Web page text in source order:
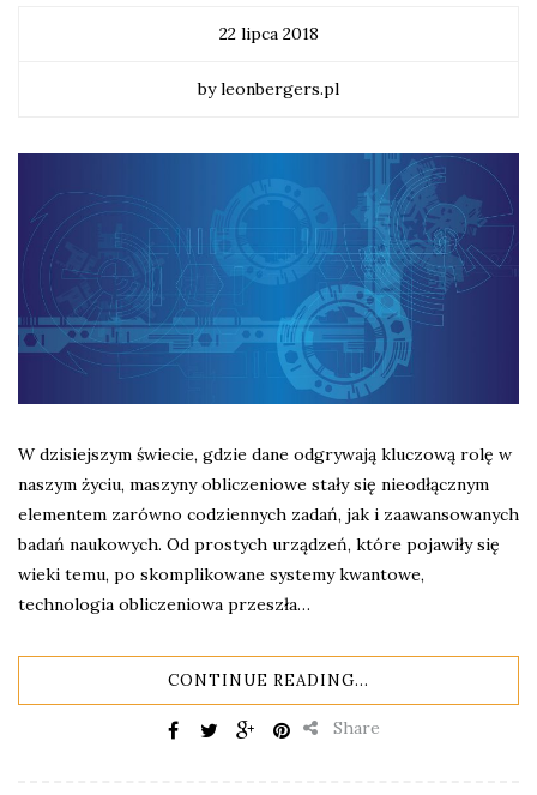
22 lipca 2018
by leonbergers.pl
W dzisiejszym świecie, gdzie dane odgrywają kluczową rolę w
naszym życiu, maszyny obliczeniowe stały się nieodłącznym
elementem zarówno codziennych zadań, jak i zaawansowanych
badań naukowych. Od prostych urządzeń, które pojawiły się
wieki temu, po skomplikowane systemy kwantowe,
technologia obliczeniowa przeszła…
CONTINUE READING...
Share